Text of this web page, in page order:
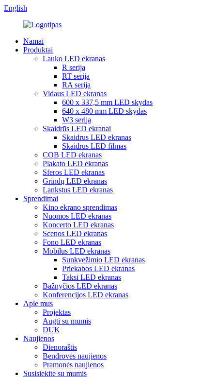
English
Namai
Produktai
Lauko LED ekranas
R serija
RT serija
RA serija
Vidaus LED ekranas
600 x 337,5 mm LED skydas
640 x 480 mm LED skydas
W3 serija
Skaidrūs LED ekranai
Skaidrus LED ekranas
Skaidrus LED filmas
COB LED ekranas
Plakato LED ekranas
Sferos LED ekranas
Grindų LED ekranas
Lankstus LED ekranas
Sprendimai
Kino ekrano sprendimas
Nuomos LED ekranas
Koncerto LED ekranas
Scenos LED ekranas
Fono LED ekranas
Mobilus LED ekranas
Sunkvežimio LED ekranas
Priekabos LED ekranas
Taksi LED ekranas
Bažnyčios LED ekranas
Konferencijos LED ekranas
Apie mus
Projektas
Augti su mumis
DUK
Naujienos
Dienoraštis
Bendrovės naujienos
Pramonės naujienos
Susisiekite su mumis